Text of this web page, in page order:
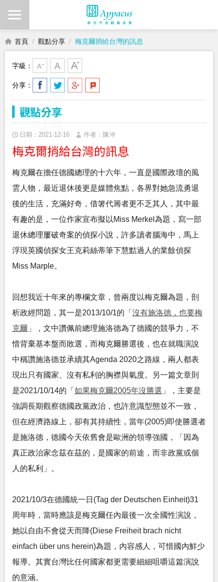
首頁 觀點分享 梅克爾捎給台灣的訊息
字級：
分享：
觀點分享
日期：2021-12-16 作者：陳冲
梅克爾捎給台灣的訊息
梅克爾在擔任德國總理的十六年，一直是國際政壇的風
雲人物，最近退休後更是媒體焦點，各界對她急流勇退
後的生活，充滿好奇，借箸代籌者更不乏其人，其中最
有趣的是，一位作家宣布擬以Miss Merkel為題，寫一部
退休總理屢破奇案的偵探小說，許多讀者腦海中，馬上
浮現英國偵探女王克莉絲蒂筆下慧黠過人的業餘偵探
Miss Marple。
回想我近十年來的專欄文章，曾兩度以梅克爾為題，剖
析政經問題，其一是2013/10/1的「 沒有施洛德，也要梅
克爾 」，文中讚佩前總理施洛德為了德國的競爭力，不
惜背棄基本盤而敗選，而梅克爾勝選後，也在就職演說
中稱讚施洛德並承續其Agenda 2020之路線，兩人都表
現出只有國家、沒有私利的胸襟與氣度。另一篇文章則
是2021/10/14的「 如果梅克爾2005年沒勝選 」，主要是
強調長期觀察德國政黨政治，也許意識型態並不一致，
但在經濟路線上，卻有其持續性，當年(2005)即使勝選者
是施洛德，德國今天依舊會是歐洲的領導強國，「因為
真正政治家念茲在茲的，是國家的前途，而非政黨或個
人的私利」。
2021/10/3在德國統一日(Tag der Deutschen Einheit)31
周年時，當時應該是梅克爾任內最後一次全國性演說，
她以自由不會從天而降(Diese Freiheit brach nicht
einfach über uns herein)為題，內容感人，可惜國內鮮少
報導。其實台灣比任何國家都更需要細細咀嚼這篇演說
的意涵。